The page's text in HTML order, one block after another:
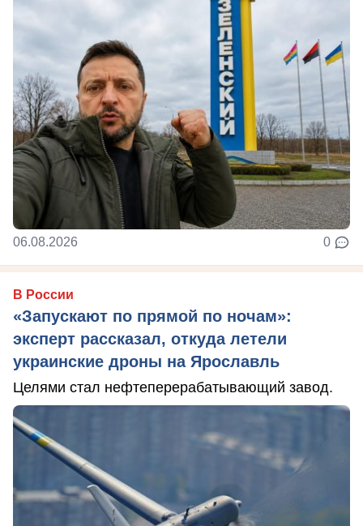
06.08.2026 0
В России
«Запускают по прямой по ночам»:
эксперт рассказал, откуда летели
украинские дроны на Ярославль
Целями стал нефтеперерабатывающий завод.